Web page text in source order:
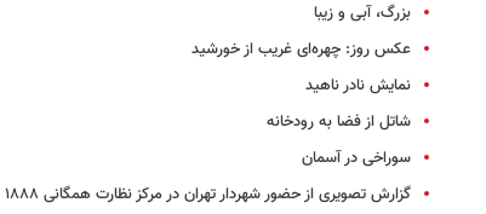
بزرگ، آبی و زیبا
عکس روز: چهره‌ای غریب از خورشید
نمایش نادر ناهید
شاتل از فضا به رودخانه
سوراخی در آسمان
گزارش تصویری از حضور شهردار تهران در مرکز نظارت همگانی ۱۸۸۸